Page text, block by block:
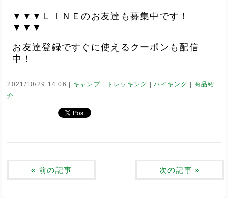
▼▼▼ＬＩＮＥのお友達も募集中です！
▼▼▼
お友達登録ですぐに使えるクーポンも配信
中！
2021/10/29 14:06 キャンプ トレッキング ハイキング
商品紹
介
« 前の記事 次の記事 »